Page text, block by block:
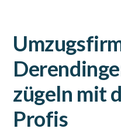
zügeln mit
Profis